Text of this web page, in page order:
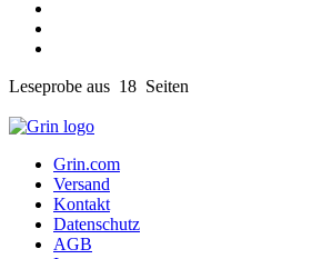
Leseprobe aus 18 Seiten
Grin.com
Versand
Kontakt
Datenschutz
AGB